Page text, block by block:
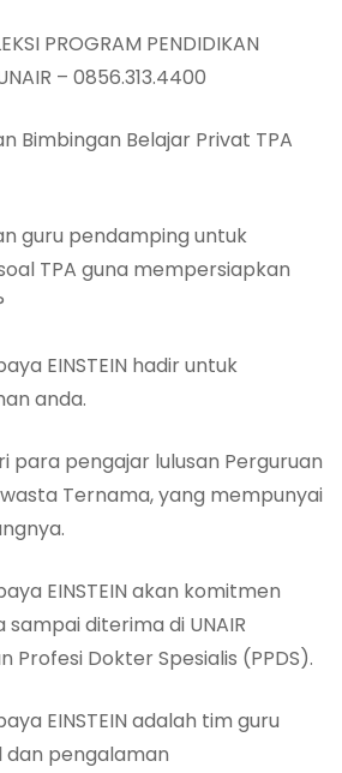
PROGRAM PENDIDIKAN
– 0856.313.4400
Bimbingan Belajar Privat TPA
guru pendamping untuk
TPA guna mempersiapkan
EINSTEIN hadir untuk
anda.
para pengajar lulusan Perguruan
Ternama, yang mempunyai
EINSTEIN akan komitmen
diterima di UNAIR
Profesi Dokter Spesialis (PPDS).
EINSTEIN adalah tim guru
dan pengalaman